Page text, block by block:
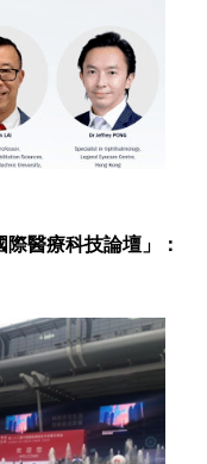
醫療科技論壇」：